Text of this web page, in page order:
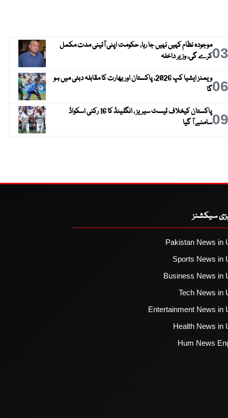
03موجودہ نظام کہیں نہیں جا رہا، حکومت اپنی آئینی مدت مکمل
کرے گی، وزیر داخلہ
06
ویمنز ایشیا کپ 2026، پاکستان اور بھارت کا مقابلہ دبئی میں ہو
گا
09
پاکستان کیخلاف ٹیسٹ سیریز ، انگلینڈ کا 16 رکنی اسکواڈ
سامنے آ گیا
سیکشنز
Pakistan News in
Sports News in
Business News in
Tech News in
Entertainment News in
Health News in
Hum News